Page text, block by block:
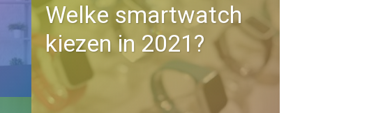
Welke smartwatch
kiezen in 2021?